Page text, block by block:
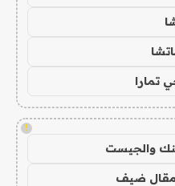
تمارا
!
والجيست